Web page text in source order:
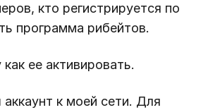
кто регистрируется по
программа рибейтов.
ее активировать.
к моей сети. Для